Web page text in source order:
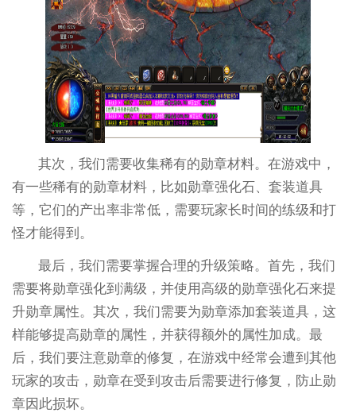
其次，我们需要收集稀有的勋章材料。在游戏中，
有一些稀有的勋章材料，比如勋章强化石、套装道具
等，它们的产出率非常低，需要玩家长时间的练级和打
怪才能得到。
最后，我们需要掌握合理的升级策略。首先，我们
需要将勋章强化到满级，并使用高级的勋章强化石来提
升勋章属性。其次，我们需要为勋章添加套装道具，这
样能够提高勋章的属性，并获得额外的属性加成。最
后，我们要注意勋章的修复，在游戏中经常会遭到其他
玩家的攻击，勋章在受到攻击后需要进行修复，防止勋
章因此损坏。